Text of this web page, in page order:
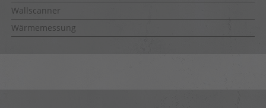
Wallscanner
Wärmemessung